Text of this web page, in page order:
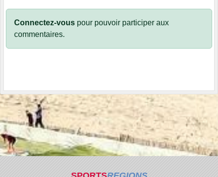
Connectez-vous pour pouvoir participer aux
commentaires.